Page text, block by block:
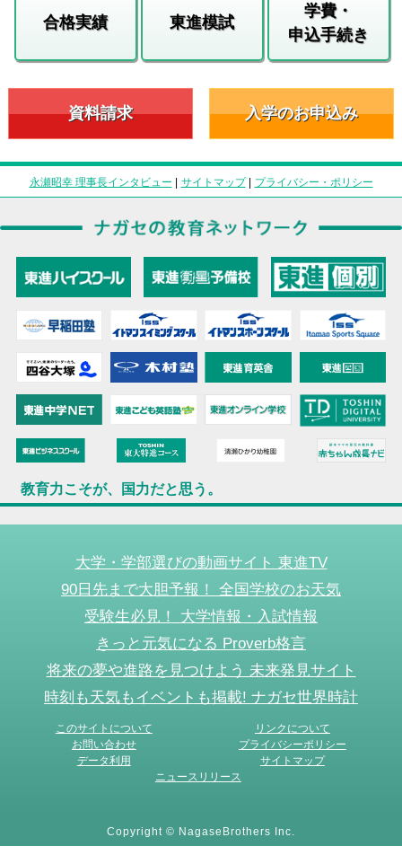
合格実績 東進模試
学費・
申込手続き
資料請求 入学のお申込み
永瀬昭幸 理事長インタビュー | サイトマップ| プライバシー・ポリシー
教育力こそが、国力だと思う。
大学・学部選びの動画サイト 東進TV
90日先まで大胆予報！ 全国学校のお天気
受験生必見！ 大学情報・入試情報
きっと元気になる Proverb格言
将来の夢や進路を見つけよう 未来発見サイト
時刻も天気もイベントも掲載! ナガセ世界時計
このサイトについて
リンクについて
お問い合わせ
プライバシーポリシー
データ利用
サイトマップ
ニュースリリース
Copyright © NagaseBrothers Inc.